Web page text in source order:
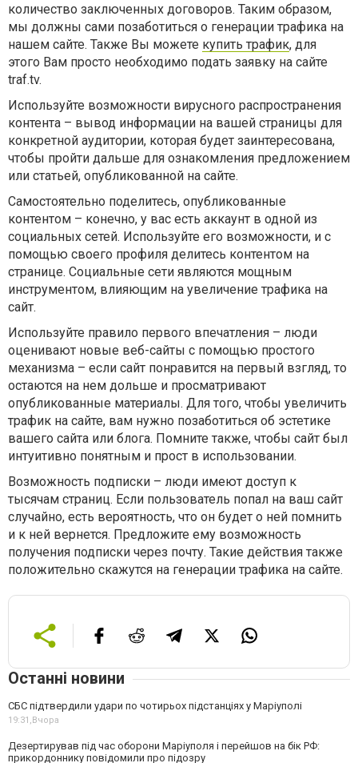
количество заключенных договоров. Таким образом,
мы должны сами позаботиться о генерации трафика на
нашем сайте. Также Вы можете купить трафик, для
этого Вам просто необходимо подать заявку на сайте
traf.tv.
Используйте возможности вирусного распространения
контента – вывод информации на вашей страницы для
конкретной аудитории, которая будет заинтересована,
чтобы пройти дальше для ознакомления предложением
или статьей, опубликованной на сайте.
Самостоятельно поделитесь, опубликованные
контентом – конечно, у вас есть аккаунт в одной из
социальных сетей. Используйте его возможности, и с
помощью своего профиля делитесь контентом на
странице. Социальные сети являются мощным
инструментом, влияющим на увеличение трафика на
сайт.
Используйте правило первого впечатления – люди
оценивают новые веб-сайты с помощью простого
механизма – если сайт понравится на первый взгляд, то
остаются на нем дольше и просматривают
опубликованные материалы. Для того, чтобы увеличить
трафик на сайте, вам нужно позаботиться об эстетике
вашего сайта или блога. Помните также, чтобы сайт был
интуитивно понятным и прост в использовании.
Возможность подписки – люди имеют доступ к
тысячам страниц. Если пользователь попал на ваш сайт
случайно, есть вероятность, что он будет о ней помнить
и к ней вернется. Предложите ему возможность
получения подписки через почту. Такие действия также
положительно скажутся на генерации трафика на сайте.
Останні новини
СБС підтвердили удари по чотирьох підстанціях у Маріуполі
19:31,Вчора
Дезертирував під час оборони Маріуполя і перейшов на бік РФ:
прикордоннику повідомили про підозру